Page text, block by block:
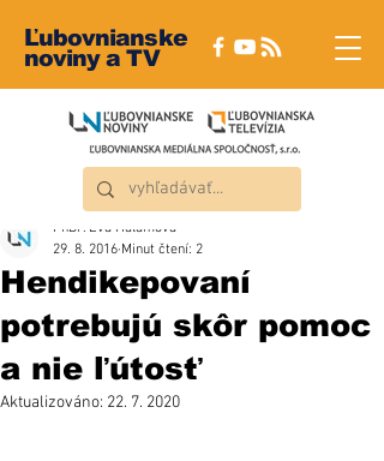
Ľubovnianske
noviny a TV
Hendikepovaní
potrebujú skôr pomoc
a nie ľútosť
PhDr. Eva Halamová
29. 8. 2016 Minut čtení: 2
Aktualizováno: 22. 7. 2020